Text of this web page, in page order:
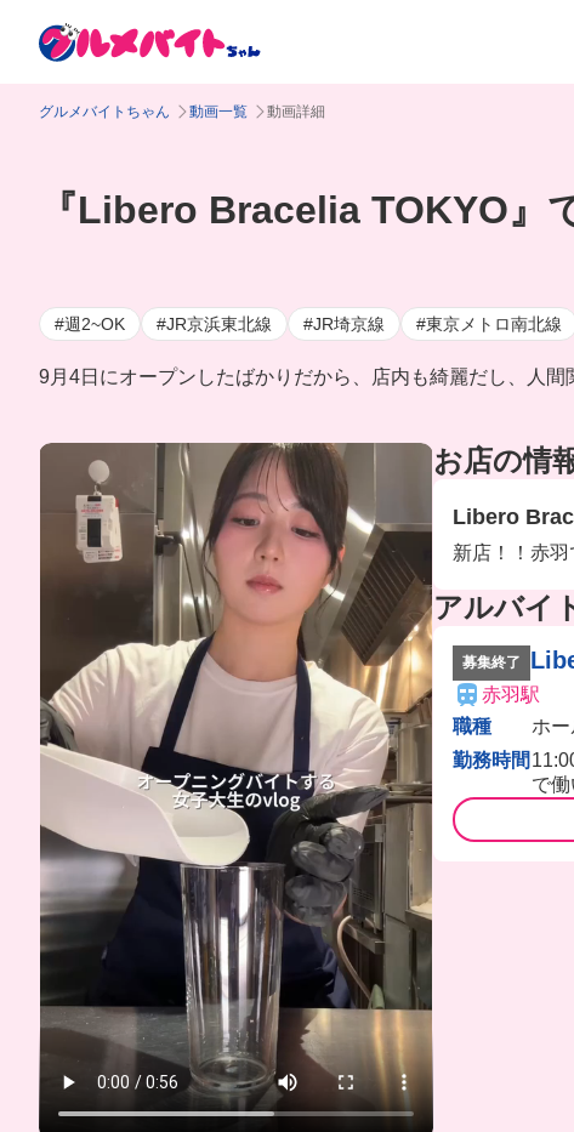
グルメバイトちゃん 動画一覧 動画詳細
『Libero Bracelia TOKYO
#週2~OK #JR京浜東北線 #JR埼京線 #東京メトロ南北線
9月4日にオープンしたばかりだから、店内も綺麗だし、人
お店の情
Libero
新店！！赤
アルバイ
募集終了
赤羽駅
職種
ホ
勤務時間
で働